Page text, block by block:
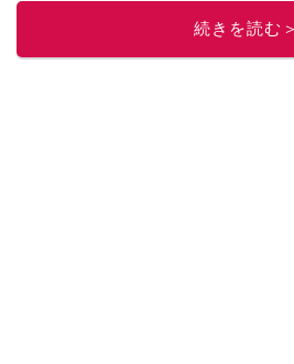
ニュースでフォロー
続きを読む＞